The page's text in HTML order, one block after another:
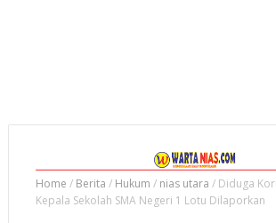
Home / Berita / Hukum / nias utara / Diduga
Kepala Sekolah SMA Negeri 1 Lotu Dilaporkan